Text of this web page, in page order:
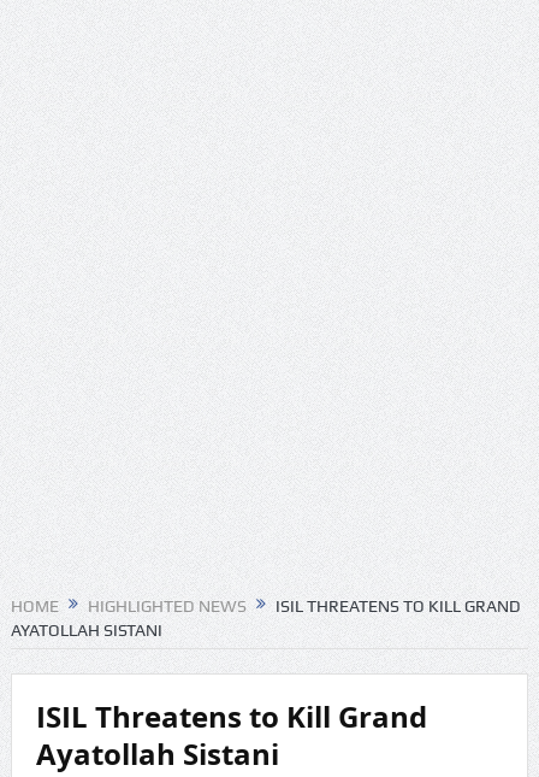
HOME HIGHLIGHTED NEWS
ISIL THREATENS TO KILL GRAND
AYATOLLAH SISTANI
ISIL Threatens to Kill Grand
Ayatollah Sistani